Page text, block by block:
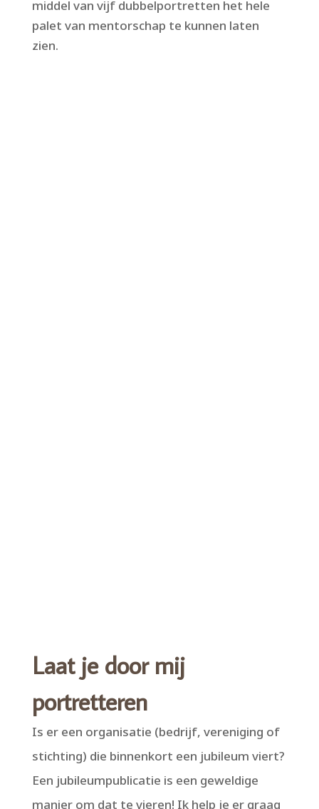
middel van vijf dubbelportretten het hele
palet van mentorschap te kunnen laten
zien.
Laat je door mij
portretteren
Is er een organisatie (bedrijf, vereniging of
stichting) die binnenkort een jubileum viert?
Een jubileumpublicatie is een geweldige
manier om dat te vieren! Ik help je er graag